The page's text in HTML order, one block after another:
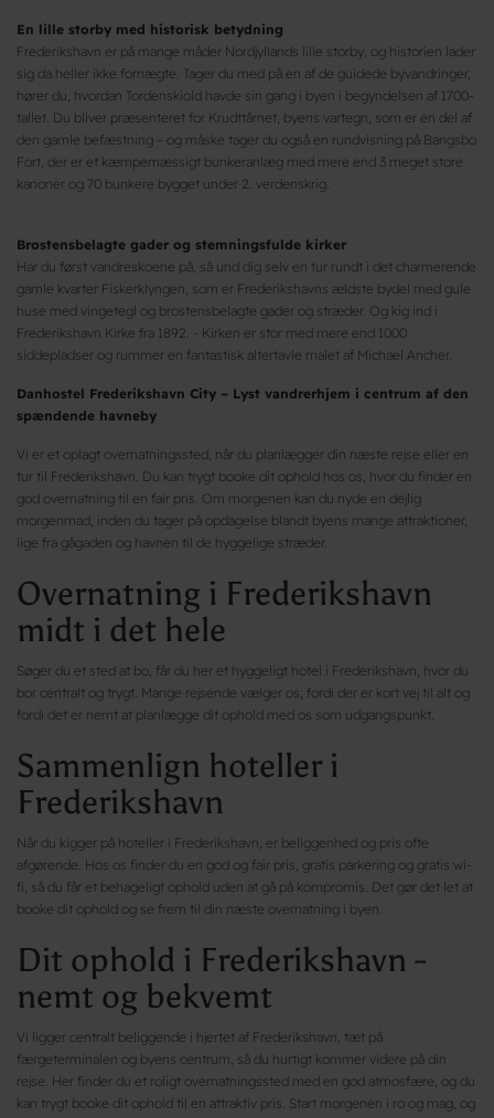
En lille storby med historisk betydning
Frederikshavn er på mange måder Nordjyllands lille storby, og historien lader
sig da heller ikke fornægte. Tager du med på en af de guidede byvandringer,
hører du, hvordan Tordenskiold havde sin gang i byen i begyndelsen af 1700-
tallet. Du bliver præsenteret for Krudttårnet, byens vartegn, som er en del af
den gamle befæstning – og måske tager du også en rundvisning på Bangsbo
Fort, der er et kæmpemæssigt bunkeranlæg med mere end 3 meget store
kanoner og 70 bunkere bygget under 2. verdenskrig.
Brostensbelagte gader og stemningsfulde kirker
Har du først vandreskoene på, så und dig selv en tur rundt i det charmerende
gamle kvarter Fiskerklyngen, som er Frederikshavns ældste bydel med gule
huse med vingetegl og brostensbelagte gader og stræder. Og kig ind i
Frederikshavn Kirke fra 1892. - Kirken er stor med mere end 1000
siddepladser og rummer en fantastisk altertavle malet af Michael Ancher.
Danhostel Frederikshavn City – Lyst vandrerhjem i centrum af den
spændende havneby
Vi er et oplagt overnatningssted, når du planlægger din næste rejse eller en
tur til Frederikshavn. Du kan trygt booke dit ophold hos os, hvor du finder en
god overnatning til en fair pris. Om morgenen kan du nyde en dejlig
morgenmad, inden du tager på opdagelse blandt byens mange attraktioner,
lige fra gågaden og havnen til de hyggelige stræder.
Overnatning i Frederikshavn
midt i det hele
Søger du et sted at bo, får du her et hyggeligt hotel i Frederikshavn, hvor du
bor centralt og trygt. Mange rejsende vælger os, fordi der er kort vej til alt og
fordi det er nemt at planlægge dit ophold med os som udgangspunkt.
Sammenlign hoteller i
Frederikshavn
Når du kigger på hoteller i Frederikshavn, er beliggenhed og pris ofte
afgørende. Hos os finder du en god og fair pris, gratis parkering og gratis wi-
fi, så du får et behageligt ophold uden at gå på kompromis. Det gør det let at
booke dit ophold og se frem til din næste overnatning i byen.
Dit ophold i Frederikshavn -
nemt og bekvemt
Vi ligger centralt beliggende i hjertet af Frederikshavn, tæt på
færgeterminalen og byens centrum, så du hurtigt kommer videre på din
rejse. Her finder du et roligt overnatningssted med en god atmosfære, og du
kan trygt booke dit ophold til en attraktiv pris. Start morgenen i ro og mag, og